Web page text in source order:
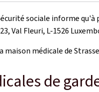
sociale informe
Val Fleuri, L-1526
maison médicale de
de